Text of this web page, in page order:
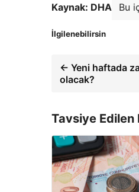
Kaynak: DHA Bu
İlgilenebilirsin
← Yeni haftada
olacak?
Tavsiye Edilen